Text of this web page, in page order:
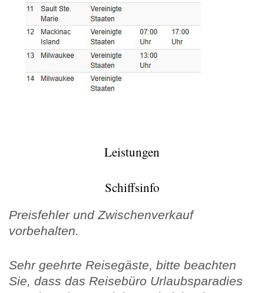
Leistungen
Schiffsinfo
Preisfehler und Zwischenverkauf
vorbehalten.
Sehr geehrte Reisegäste, bitte beachten
Sie, dass das Reisebüro Urlaubsparadies